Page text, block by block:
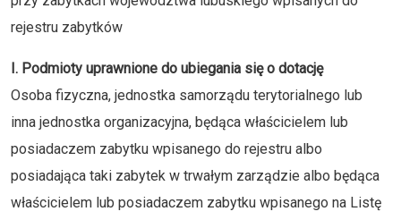
rejestru zabytków
I. Podmioty uprawnione do ubiegania się o dotację
Osoba fizyczna, jednostka samorządu terytorialnego lub
inna jednostka organizacyjna, będąca właścicielem lub
posiadaczem zabytku wpisanego do rejestru albo
posiadająca taki zabytek w trwałym zarządzie albo będąca
właścicielem lub posiadaczem zabytku wpisanego na Listę